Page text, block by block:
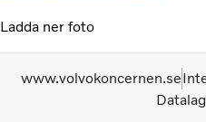
Ladda ner foto
www.volvokoncernen.se